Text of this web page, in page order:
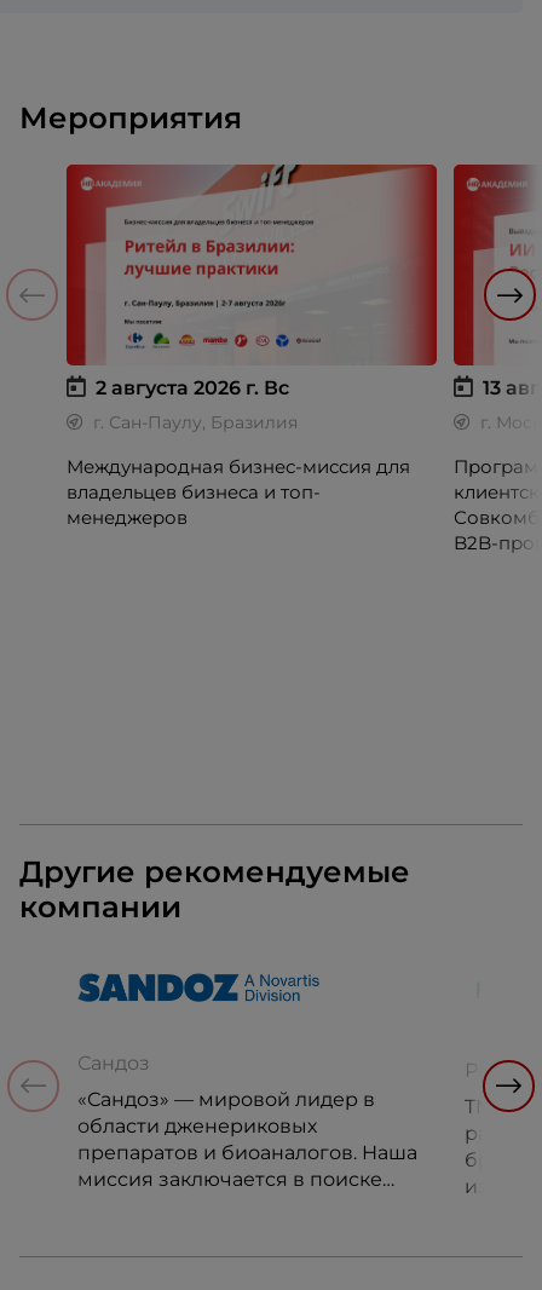
Мероприятия
2 августа 2026 г. Вс
г. Сан-Паулу, Бразилия
Международная бизнес-миссия для
владельцев бизнеса и топ-
менеджеров
13
г.
B2B-
Другие рекомендуемые
компании
Сандоз
«Сандоз» — мировой лидер в
области дженериковых
препаратов и биоаналогов. Наша
миссия заключается в поиске
людей.
ТМ
бренд,
из